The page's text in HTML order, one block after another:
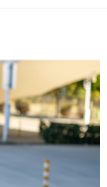
至「AFTEE先享後付」
。
，可透過四大超商／
完成。
要取消訂單，請聯絡
，需透過AFTEE先享
顯示為準，若有關於